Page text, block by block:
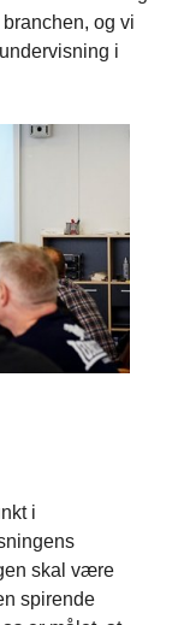
og vi
i
i
skal være
spirende